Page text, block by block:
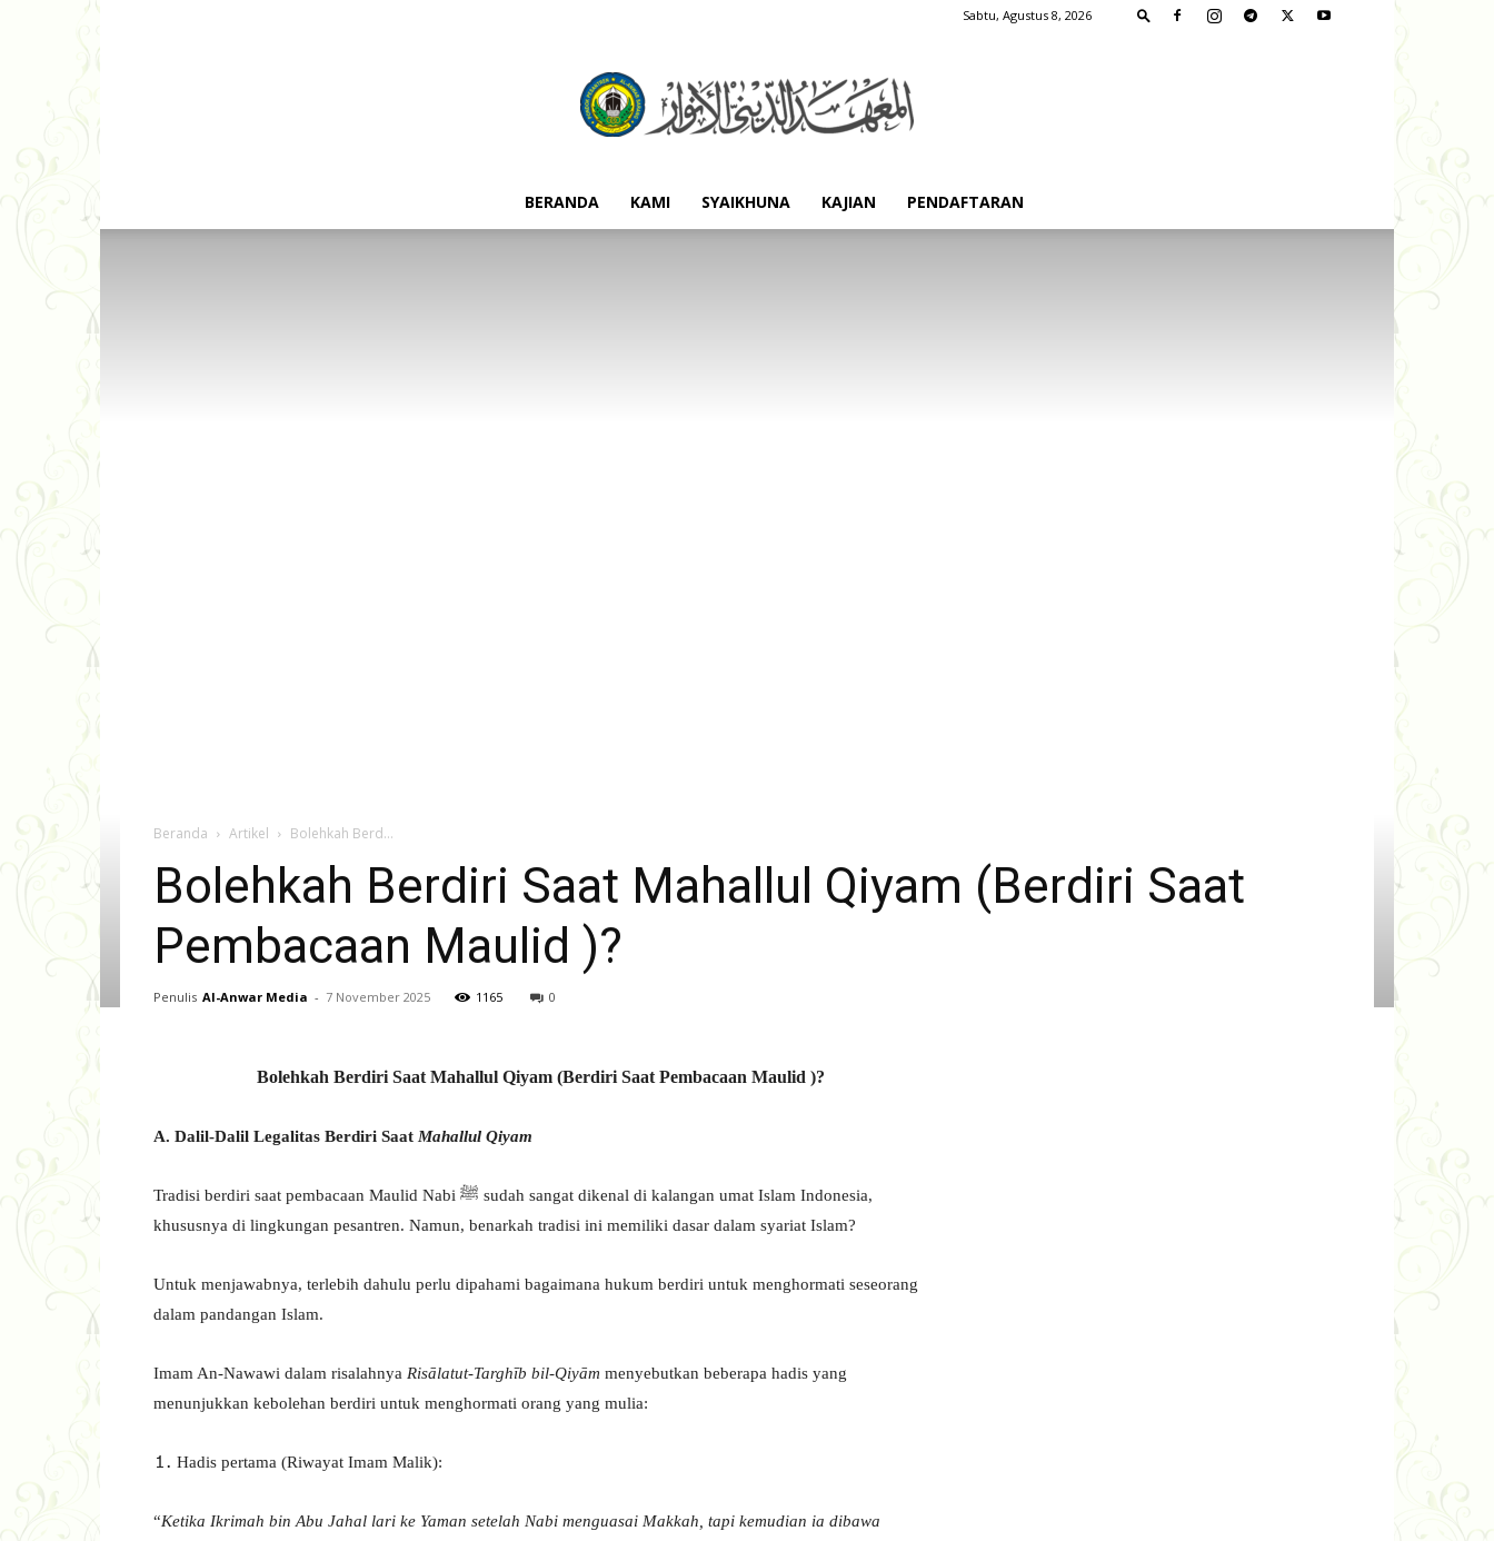
Sabtu, Agustus 8, 2026
Pondok
BERANDA KAMI SYAIKHUNA KAJIAN PENDAFTARAN
Beranda Artikel Bolehkah Berd...
Bolehkah Berdiri Saat Mahallul Qiyam (Berdiri Saat
Pembacaan Maulid )?
Penulis Al-Anwar Media - 7 November 2025 1165 0
Bolehkah Berdiri Saat Mahallul Qiyam (Berdiri Saat Pembacaan Maulid )?
A. Dalil-Dalil Legalitas Berdiri Saat Mahallul Qiyam
Tradisi berdiri saat pembacaan Maulid Nabi ﷺ sudah sangat dikenal di kalangan umat Islam Indonesia,
khususnya di lingkungan pesantren. Namun, benarkah tradisi ini memiliki dasar dalam syariat Islam?
Untuk menjawabnya, terlebih dahulu perlu dipahami bagaimana hukum berdiri untuk menghormati seseorang
dalam pandangan Islam.
Imam An-Nawawi dalam risalahnya Risālatut-Targhīb bil-Qiyām menyebutkan beberapa hadis yang
menunjukkan kebolehan berdiri untuk menghormati orang yang mulia:
Hadis pertama (Riwayat Imam Malik):
“Ketika Ikrimah bin Abu Jahal lari ke Yaman setelah Nabi menguasai Makkah, tapi kemudian ia dibawa